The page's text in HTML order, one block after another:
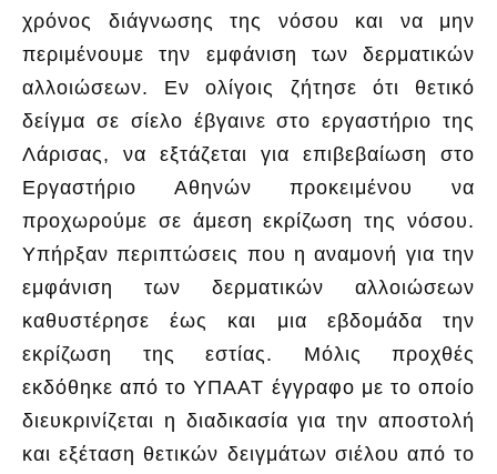
χρόνος διάγνωσης της νόσου και να μην
περιμένουμε την εμφάνιση των δερματικών
αλλοιώσεων. Εν ολίγοις ζήτησε ότι θετικό
δείγμα σε σίελο έβγαινε στο εργαστήριο της
Λάρισας, να εξτάζεται για επιβεβαίωση στο
Εργαστήριο Αθηνών προκειμένου να
προχωρούμε σε άμεση εκρίζωση της νόσου.
Υπήρξαν περιπτώσεις που η αναμονή για την
εμφάνιση των δερματικών αλλοιώσεων
καθυστέρησε έως και μια εβδομάδα την
εκρίζωση της εστίας. Μόλις προχθές
εκδόθηκε από το ΥΠΑΑΤ έγγραφο με το οποίο
διευκρινίζεται η διαδικασία για την αποστολή
και εξέταση θετικών δειγμάτων σιέλου από το